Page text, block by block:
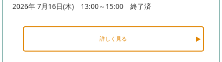
2026年 7月16日(木) 13:00～15:00 終了済
詳しく見る